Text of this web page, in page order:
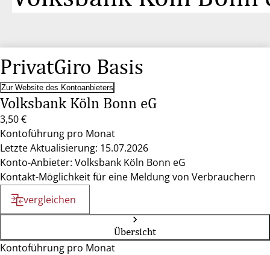
PrivatGiro Basis
Zur Website des Kontoanbieters
Volksbank Köln Bonn eG
3,50 €
Kontoführung pro Monat
Letzte Aktualisierung: 15.07.2026
Konto-Anbieter: Volksbank Köln Bonn eG
Kontakt-Möglichkeit für eine Meldung von Verbrauchern
vergleichen
Übersicht
Kontoführung pro Monat